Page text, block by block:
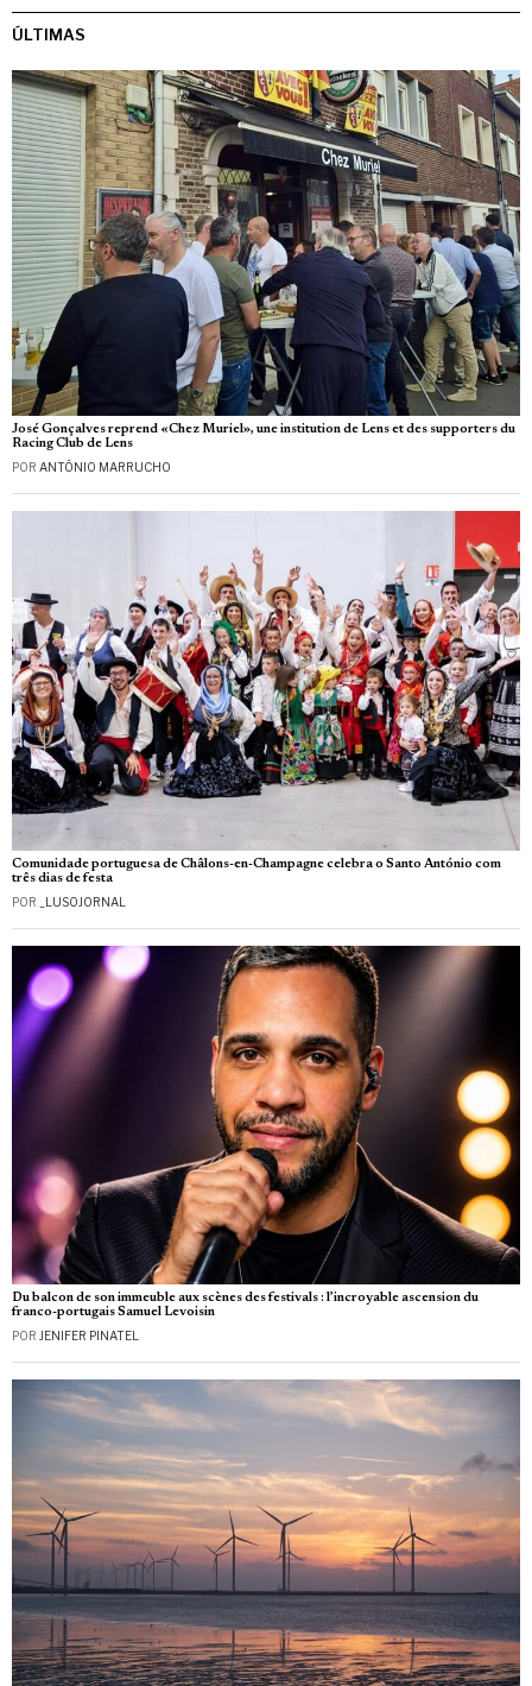
ÚLTIMAS
José Gonçalves reprend «Chez Muriel», une institution de Lens et des supporters du
Racing Club de Lens
POR ANTÓNIO MARRUCHO
Comunidade portuguesa de Châlons-en-Champagne celebra o Santo António com
três dias de festa
POR _LUSOJORNAL
Du balcon de son immeuble aux scènes des festivals : l’incroyable ascension du
franco-portugais Samuel Levoisin
POR JENIFER PINATEL